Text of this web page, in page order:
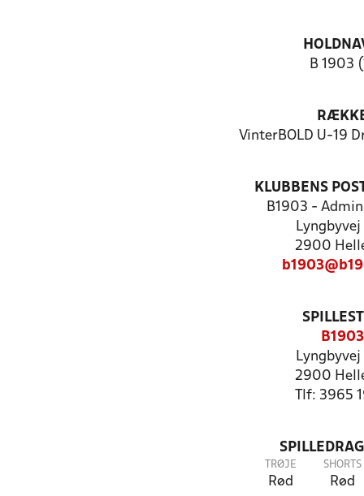
B 1903
VinterBOLD U-19
KLUBBENS
B1903 -
Lyngbyvej
2900
B1903
Lyngbyvej
2900
Tlf: 3965
TRØJE
Rød
SHORTS
Rød